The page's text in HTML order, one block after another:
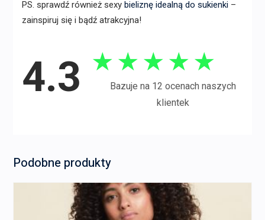
PS. sprawdź również sexy bieliznę idealną do sukienki–
zainspiruj się i bądź atrakcyjna!
4.3 ★ ★ ★ ★ ★
Bazuje na 12 ocenach naszych
klientek
Podobne produkty